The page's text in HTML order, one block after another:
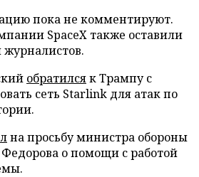
пока не комментируют.
SpaceX также оставили
журналистов.
обратилсяк Трампу с
сеть Starlink для атак по
на просьбу министра обороны
о помощи с работой